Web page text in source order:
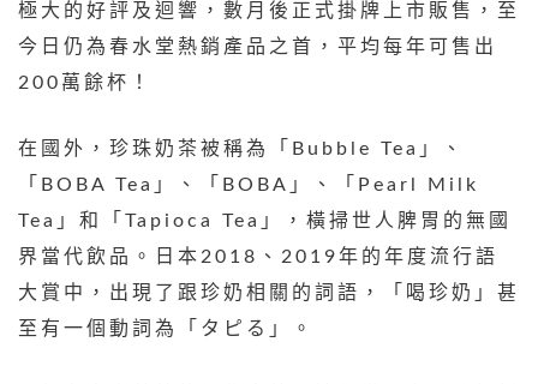
極大的好評及迴響，數月後正式掛牌上市販售，至
今日仍為春水堂熱銷產品之首，平均每年可售出
200萬餘杯！
在國外，珍珠奶茶被稱為「Bubble Tea」、
「BOBA Tea」、「BOBA」、「Pearl Milk
Tea」和「Tapioca Tea」，橫掃世人脾胃的無國
界當代飲品。日本2018、2019年的年度流行語
大賞中，出現了跟珍奶相關的詞語，「喝珍奶」甚
至有一個動詞為「タピる」。